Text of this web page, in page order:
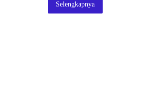
Selengkapnya